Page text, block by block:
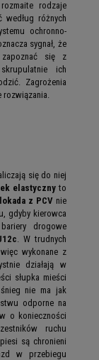
rodzaje
różnych
ochronno-
sygnał, że
się z
ich
Zagrożenia
rozwiązania.
się do niej
elastycznyto
z PCV nie
gdyby kierowca
drogowe
. W trudnych
wykonane z
działają w
słupka mieści
nie ma jak
odporne na
o konieczności
ruchu
są chronieni
w przebiegu